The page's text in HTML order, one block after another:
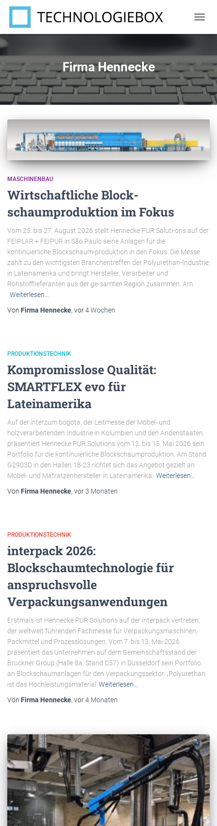
Firma Hennecke
MASCHINENBAU
Wirtschaftliche Block-
schaumproduktion im Fokus
Vom 25. bis 27. August 2026 stellt Hennecke PUR Soluti-ons auf der
FEIPLAR + FEIPUR in São Paulo seine Anlagen für die
kontinuierliche Blockschaum-produktion in den Fokus. Die Messe
zählt zu den wichtigsten Branchentreffen der Polyurethan-Industrie
in Lateinamerika und bringt Hersteller, Verarbeiter und
Rohstofflieferanten aus der ge-samten Region zusammen. Am
Weiterlesen…
Von Firma Hennecke, vor4 Wochen
PRODUKTIONSTECHNIK
Kompromisslose Qualität:
SMARTFLEX evo für
Lateinamerika
Auf der interzum bogota, der Leitmesse der Möbel- und
holzverarbeitenden Industrie in Kolumbien und den Andenstaaten,
präsentiert Hennecke PUR Solutions vom 12. bis 15. Mai 2026 sein
Portfolio für die kontinuierliche Blockschaumproduktion. Am Stand
G2903D in den Hallen 18-23 richtet sich das Angebot gezielt an
Möbel- und Matratzenhersteller in Lateinamerika, Weiterlesen…
Von Firma Hennecke, vor3 Monaten
PRODUKTIONSTECHNIK
interpack 2026:
Blockschaumtechnologie für
anspruchsvolle
Verpackungsanwendungen
Erstmals ist Hennecke PUR Solutions auf der interpack vertreten,
der weltweit führenden Fachmesse für Verpackungsmaschinen,
Packmittel und Prozesslösungen. Vom 7. bis 13. Mai 2026
präsentiert das Unternehmen auf dem Gemeinschaftsstand der
Brückner Group (Halle 8a, Stand C57) in Düsseldorf sein Portfolio
an Blockschaumanlagen für den Verpackungssektor. „Polyurethan
ist das Hochleistungsmaterial Weiterlesen…
Von Firma Hennecke, vor4 Monaten